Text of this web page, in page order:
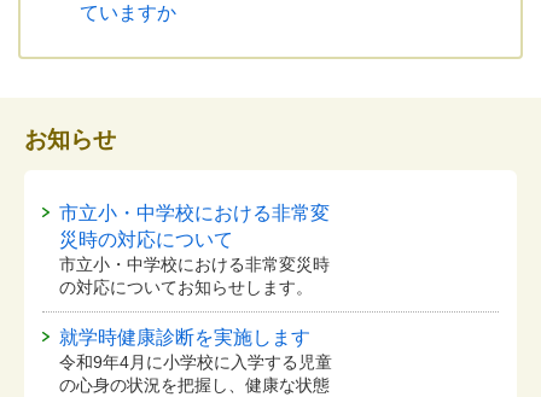
ていますか
お知らせ
市立小・中学校における非常変
災時の対応について
市立小・中学校における非常変災時
の対応についてお知らせします。
就学時健康診断を実施します
令和9年4月に小学校に入学する児童
の心身の状況を把握し、健康な状態